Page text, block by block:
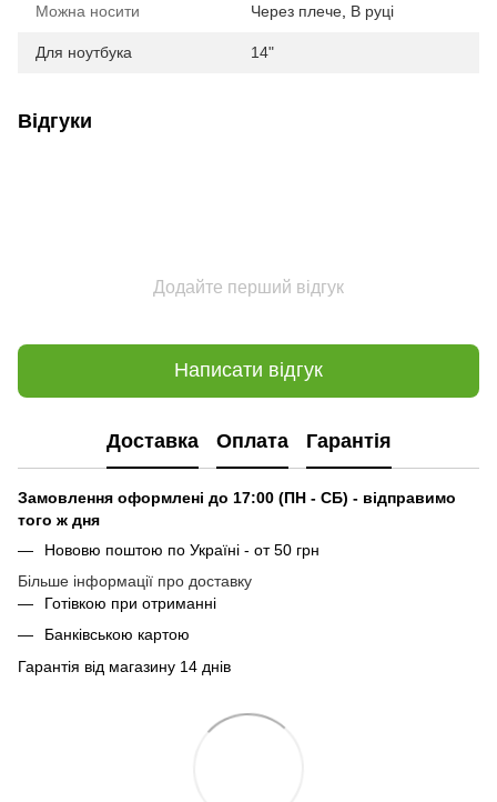
Можна носити Через плече В руці
Для ноутбука 14"
Відгуки
Додайте перший відгук
Написати відгук
Доставка Оплата Гарантія
Замовлення оформлені до 17:00 (ПН - СБ) - відправимо
того ж дня
Нововю поштою по Україні - от 50 грн
Більше інформації про доставку
Готівкою при отриманні
Банківською картою
Гарантія від магазину 14 днів